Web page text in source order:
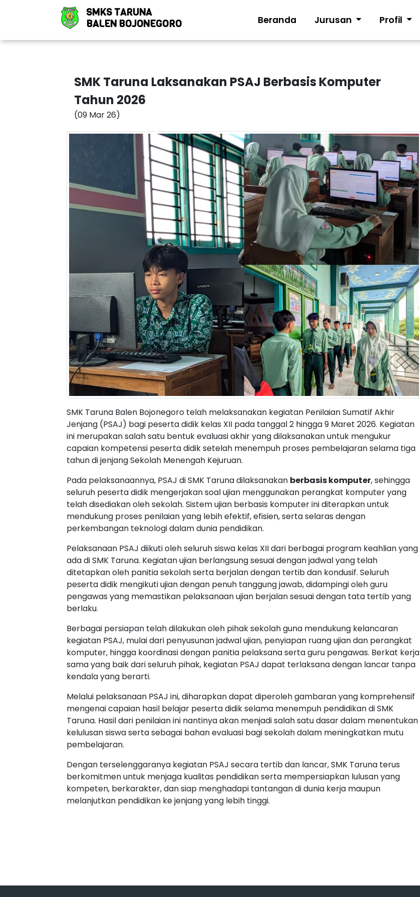
SMKS TARUNA
BALEN BOJONEGORO
Beranda Jurusan Profil
SMK Taruna Laksanakan PSAJ Berbasis Komputer
Tahun 2026
(09 Mar 26)
SMK Taruna Balen Bojonegoro telah melaksanakan kegiatan Penilaian Sumatif Akhir
Jenjang (PSAJ) bagi peserta didik kelas XII pada tanggal 2 hingga 9 Maret 2026. Kegiatan
ini merupakan salah satu bentuk evaluasi akhir yang dilaksanakan untuk mengukur
capaian kompetensi peserta didik setelah menempuh proses pembelajaran selama tiga
tahun di jenjang Sekolah Menengah Kejuruan.
Pada pelaksanaannya, PSAJ di SMK Taruna dilaksanakan berbasis komputer, sehingga
seluruh peserta didik mengerjakan soal ujian menggunakan perangkat komputer yang
telah disediakan oleh sekolah. Sistem ujian berbasis komputer ini diterapkan untuk
mendukung proses penilaian yang lebih efektif, efisien, serta selaras dengan
perkembangan teknologi dalam dunia pendidikan.
Pelaksanaan PSAJ diikuti oleh seluruh siswa kelas XII dari berbagai program keahlian yang
ada di SMK Taruna. Kegiatan ujian berlangsung sesuai dengan jadwal yang telah
ditetapkan oleh panitia sekolah serta berjalan dengan tertib dan kondusif. Seluruh
peserta didik mengikuti ujian dengan penuh tanggung jawab, didampingi oleh guru
pengawas yang memastikan pelaksanaan ujian berjalan sesuai dengan tata tertib yang
berlaku.
Berbagai persiapan telah dilakukan oleh pihak sekolah guna mendukung kelancaran
kegiatan PSAJ, mulai dari penyusunan jadwal ujian, penyiapan ruang ujian dan perangkat
komputer, hingga koordinasi dengan panitia pelaksana serta guru pengawas. Berkat kerja
sama yang baik dari seluruh pihak, kegiatan PSAJ dapat terlaksana dengan lancar tanpa
kendala yang berarti.
Melalui pelaksanaan PSAJ ini, diharapkan dapat diperoleh gambaran yang komprehensif
mengenai capaian hasil belajar peserta didik selama menempuh pendidikan di SMK
Taruna. Hasil dari penilaian ini nantinya akan menjadi salah satu dasar dalam menentukan
kelulusan siswa serta sebagai bahan evaluasi bagi sekolah dalam meningkatkan mutu
pembelajaran.
Dengan terselenggaranya kegiatan PSAJ secara tertib dan lancar, SMK Taruna terus
berkomitmen untuk menjaga kualitas pendidikan serta mempersiapkan lulusan yang
kompeten, berkarakter, dan siap menghadapi tantangan di dunia kerja maupun
melanjutkan pendidikan ke jenjang yang lebih tinggi.